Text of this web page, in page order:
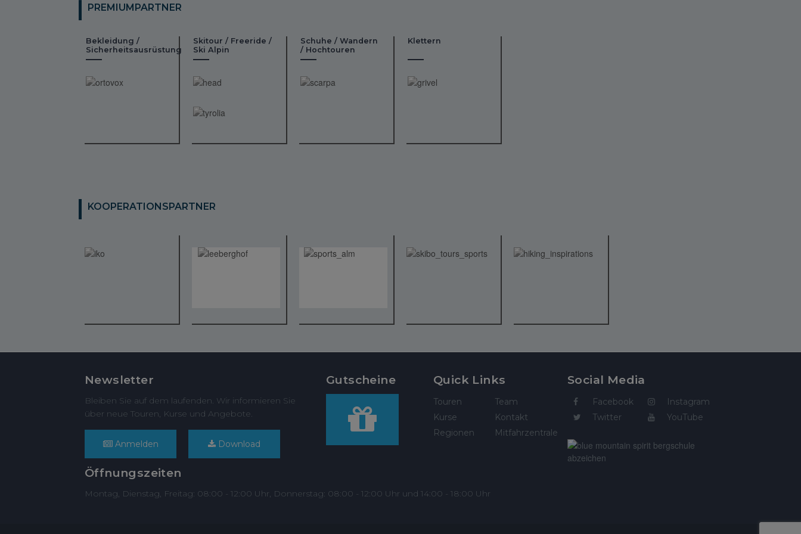
PREMIUMPARTNER
Bekleidung /
Sicherheitsausrüstung
Skitour / Freeride /
Ski Alpin
Schuhe / Wandern
/ Hochtouren
Klettern
KOOPERATIONSPARTNER
Newsletter
Bleiben Sie auf dem laufenden. Wir informieren Sie
über neue Touren, Kurse und Angebote.
Anmelden Download
Gutscheine Quick Links
Touren
Kurse
Regionen
Team
Kontakt
Mitfahrzentrale
Social Media
Facebook
Twitter
Instagram
YouTube
Öffnungszeiten
Montag, Dienstag, Freitag: 08:00 - 12:00 Uhr, Donnerstag: 08:00 - 12:00 Uhr und 14:00 - 18:00 Uhr